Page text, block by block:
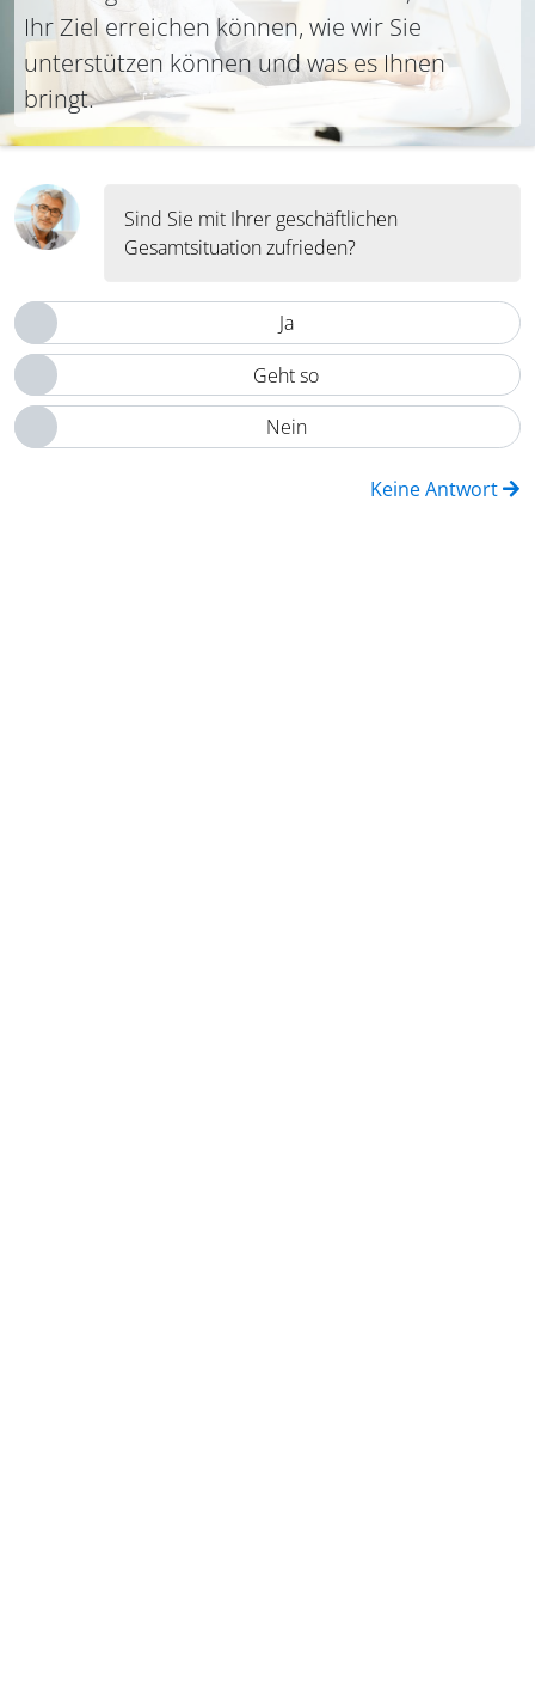
Ihr Ziel erreichen können, wie wir Sie
unterstützen können und was es Ihnen
bringt.
Sind Sie mit Ihrer geschäftlichen
Gesamtsituation zufrieden?
Ja
Geht so
Nein
Keine Antwort